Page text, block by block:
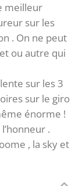
meilleur
sur les
. On ne peut
ou autre qui
sur les 3
sur le giro
énorme !
.
, la sky et